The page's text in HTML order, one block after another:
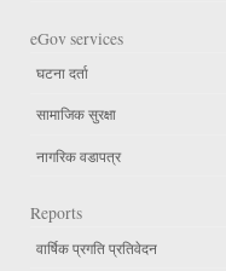
eGov services
घटना दर्ता
सामाजिक सुरक्षा
नागरिक वडापत्र
Reports
वार्षिक प्रगति प्रतिवेदन